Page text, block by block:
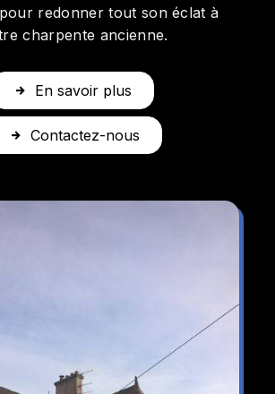
redonner tout son éclat à
charpente ancienne.
En savoir plus
Contactez-nous